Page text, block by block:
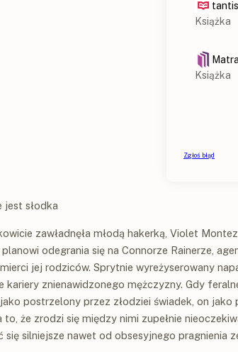
jest słodka
zawładnęła młodą hakerką, Violet
odegrania się na Connorze Rainerze,
jej rodziców. Sprytnie wyreżyserowany
kariery znienawidzonego mężczyzny. Gdy
postrzelony przez złodziei świadek, on jako
to, że zrodzi się między nimi zupełnie
się silniejsze nawet od obsesyjnego pragnienia